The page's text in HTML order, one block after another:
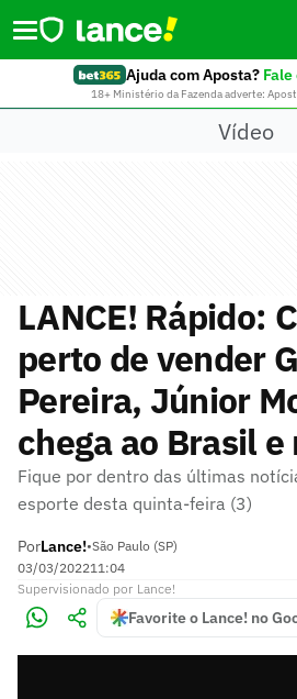
Ajuda com Aposta?
18+ Ministério da Fazenda adverte:
Vídeo
LANCE! Rápido:
perto de vender
Pereira, Júnior
chega ao Brasil e
Fique por dentro das últimas
esporte desta quinta-feira (3)
PorLance!•São Paulo (SP)
03/03/202211:04
Supervisionado por Lance!
Favorite o Lance! no